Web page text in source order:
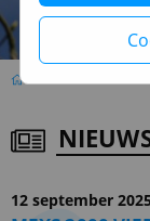
Nieuws
12 september